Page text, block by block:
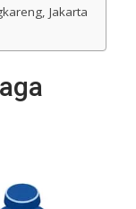
Jakarta